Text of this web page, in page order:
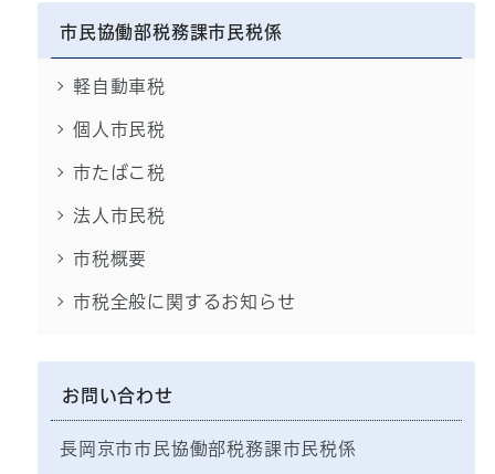
市民協働部税務課市民税係
軽自動車税
個人市民税
市たばこ税
法人市民税
市税概要
市税全般に関するお知らせ
お問い合わせ
長岡京市市民協働部税務課市民税係